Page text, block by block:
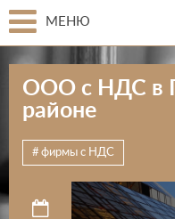
МЕНЮ
ООО с НДС в
районе
фирмы с НДС